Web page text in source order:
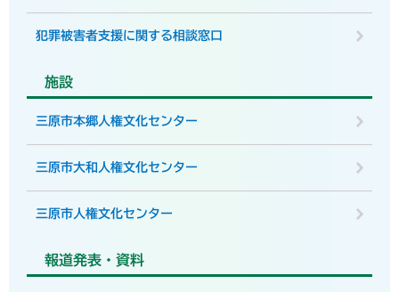
犯罪被害者支援に関する相談窓口
施設
三原市本郷人権文化センター
三原市大和人権文化センター
三原市人権文化センター
報道発表・資料